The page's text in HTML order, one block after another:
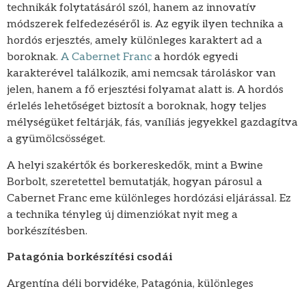
technikák folytatásáról szól, hanem az innovatív
módszerek felfedezéséről is. Az egyik ilyen technika a
hordós erjesztés, amely különleges karaktert ad a
boroknak. A Cabernet Franc a hordók egyedi
karakterével találkozik, ami nemcsak tároláskor van
jelen, hanem a fő erjesztési folyamat alatt is. A hordós
érlelés lehetőséget biztosít a boroknak, hogy teljes
mélységüket feltárják, fás, vaníliás jegyekkel gazdagítva
a gyümölcsösséget.
A helyi szakértők és borkereskedők, mint a Bwine
Borbolt, szeretettel bemutatják, hogyan párosul a
Cabernet Franc eme különleges hordózási eljárással. Ez
a technika tényleg új dimenziókat nyit meg a
borkészítésben.
Patagónia borkészítési csodái
Argentína déli borvidéke, Patagónia, különleges